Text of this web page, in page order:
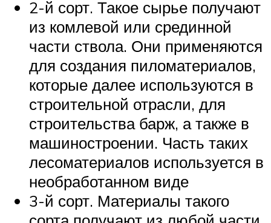
2-й сорт. Такое сырье получают
из комлевой или срединной
части ствола. Они применяются
для создания пиломатериалов,
которые далее используются в
строительной отрасли, для
строительства барж, а также в
машиностроении. Часть таких
лесоматериалов используется в
необработанном виде
3-й сорт. Материалы такого